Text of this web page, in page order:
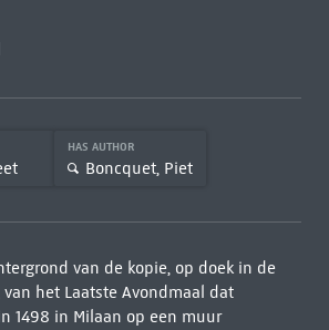
HAS AUTHOR
Boncquet, Piet
van de kopie, op doek in de
van het Laatste Avondmaal dat
1498 in Milaan op een muur